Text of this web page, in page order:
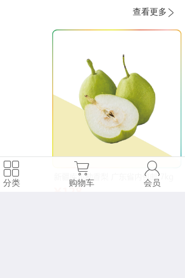
查看更多
分类 购物车 会员